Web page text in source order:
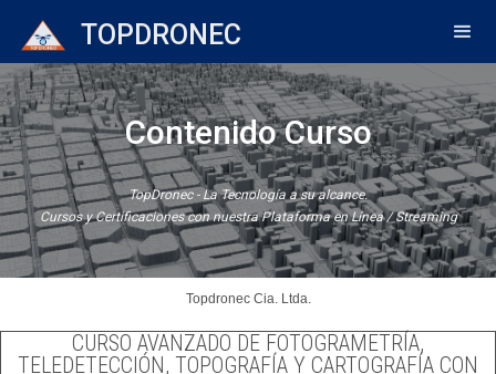
TOPDRONEC
Contenido Curso
TopDronec - La Tecnología a su alcance.
Cursos y Certificaciones con nuestra Plataforma en Línea / Streaming
Topdronec Cia. Ltda.
CURSO AVANZADO DE FOTOGRAMETRÍA,
TELEDETECCIÓN, TOPOGRAFÍA Y CARTOGRAFÍA CON